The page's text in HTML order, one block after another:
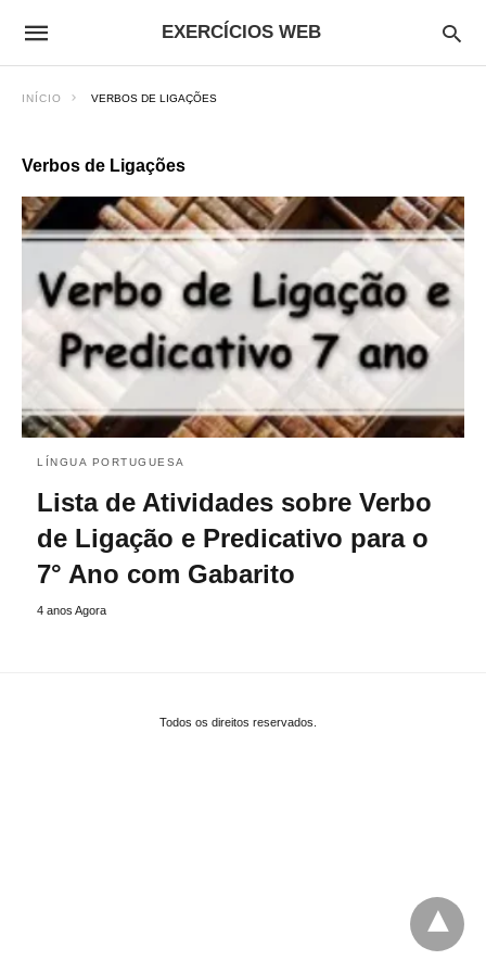
EXERCÍCIOS WEB
INÍCIO VERBOS DE LIGAÇÕES
Verbos de Ligações
LÍNGUA PORTUGUESA
Lista de Atividades sobre Verbo
de Ligação e Predicativo para o
7° Ano com Gabarito
4 anos Agora
Todos os direitos reservados.